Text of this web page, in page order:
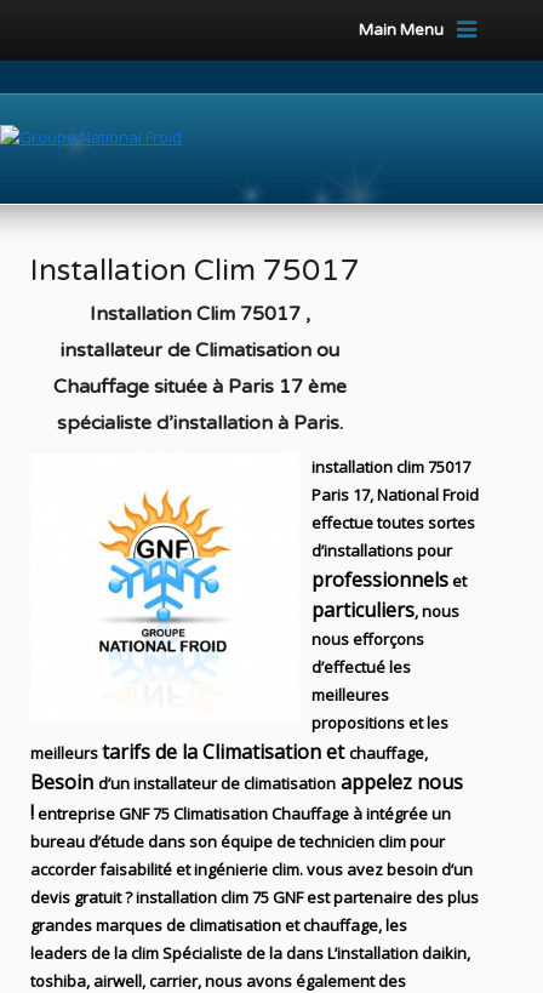
Main Menu
Installation Clim 75017
Installation Clim 75017 ,
installateur de Climatisation ou
Chauffage située à Paris 17 ème
spécialiste d’installation à Paris.
installation clim 75017
Paris 17, National Froid
effectue toutes sortes
d’installationspour
professionnelset
particuliers, nous
nous efforçons
d’effectué les
meilleures
propositions et les
meilleurstarifs de la Climatisation etchauffage,
Besoind’un installateur de climatisation appelez nous
!entrepriseGNF 75Climatisation Chauffage à intégrée un
bureau d’étude dans son équipe de technicienclimpour
accorder faisabilité et ingénierieclim. vous avez besoin d’un
devis gratuit ? installation clim75 GNFest partenaire des plus
grandes marques declimatisation et chauffage, les
leadersde laclim Spécialiste dela dansL’installationdaikin,
toshiba, airwell, carrier, nous avons également des